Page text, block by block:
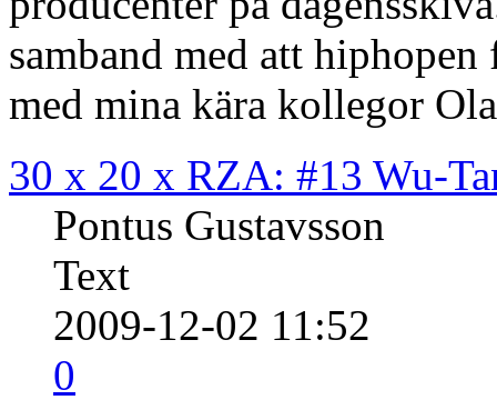
samband med att
med mina kära kollegor
30 x 20 x RZA: #13 Wu-
Pontus Gustavsson
Text
2009-12-02 11:52
0